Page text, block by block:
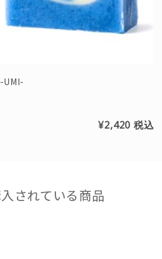
UMI-
¥2,420税込
されている商品